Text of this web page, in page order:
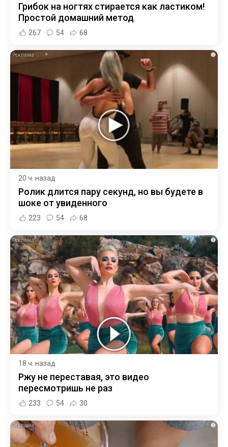
Грибок на ногтях стирается как ластиком!
Простой домашний метод
267 54 68
i
20 ч. назад
Ролик длится пару секунд, но вы будете в
шоке от увиденного
223 54 68
i
18 ч. назад
Ржу не переставая, это видео
пересмотришь не раз
233 54 30
i